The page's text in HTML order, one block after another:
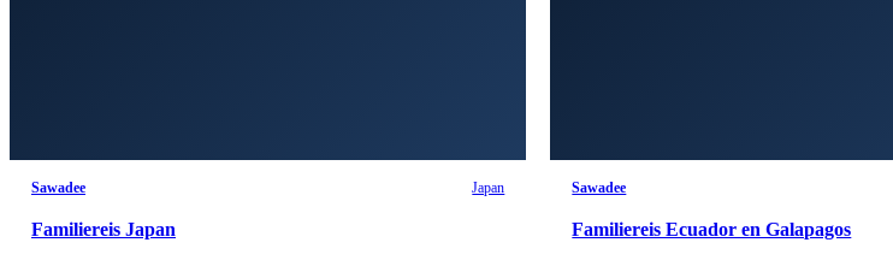
Sawadee Japan
Familiereis Japan
Sawadee
Familiereis Ecuador en Galapagos